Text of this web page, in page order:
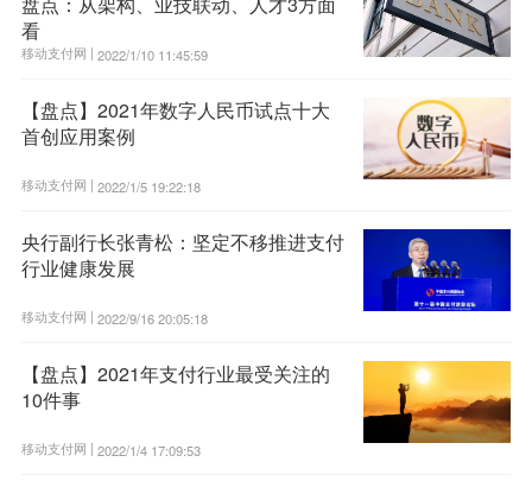
看
移动支付网 | 2022/1/10 11:45:59
【盘点】2021年数字人民币试点十大
首创应用案例
移动支付网 | 2022/1/5 19:22:18
央行副行长张青松：坚定不移推进支付
行业健康发展
移动支付网 | 2022/9/16 20:05:18
【盘点】2021年支付行业最受关注的
10件事
移动支付网 | 2022/1/4 17:09:53